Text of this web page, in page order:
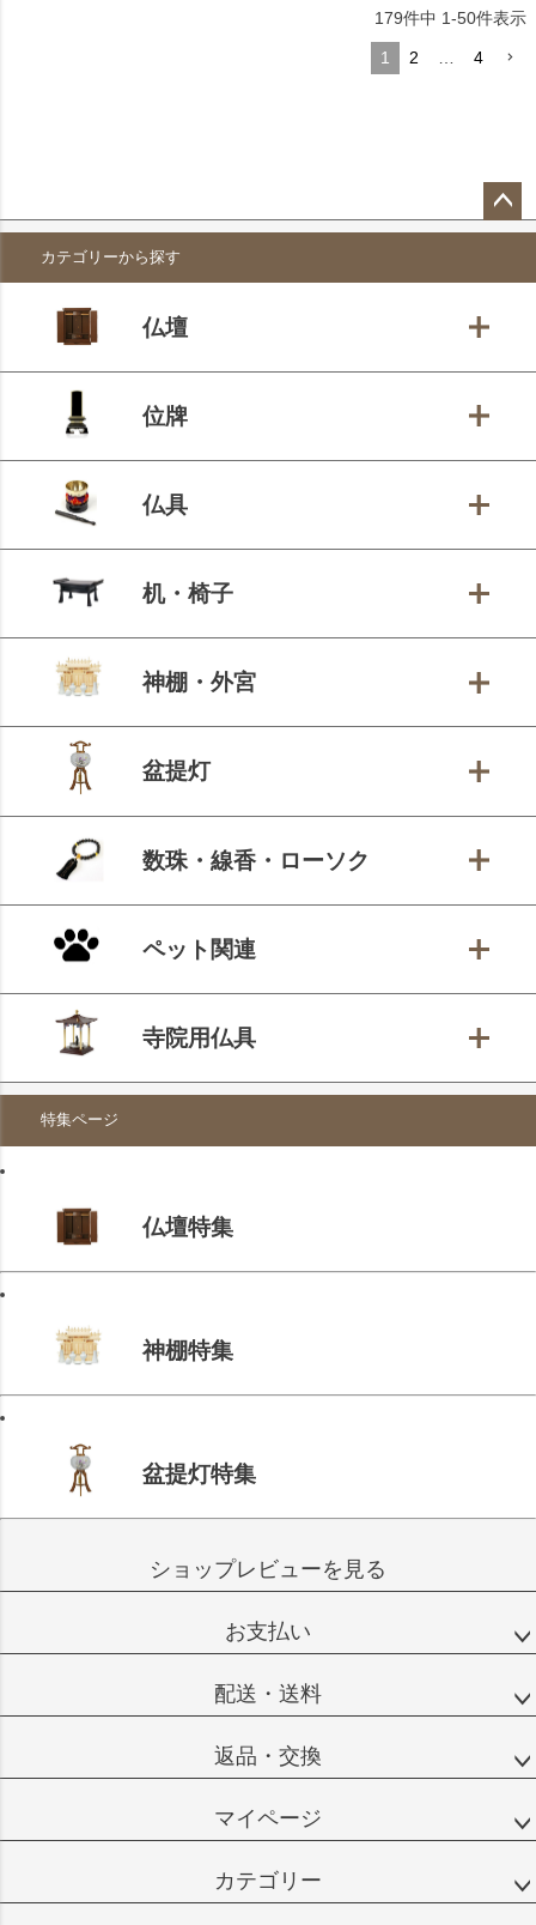
179件中 1-50件表示
1 2 4
ペー
ップ
カテゴリーから探す
仏壇
位牌
仏具
机・椅子
神棚・外宮
盆提灯
数珠・線香・ローソク
ペット関連
寺院用仏具
特集ページ
仏壇特集
神棚特集
盆提灯特集
ショップレビューを見る
お支払い
配送・送料
返品・交換
マイページ
カテゴリー